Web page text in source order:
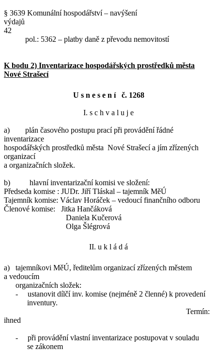
§ 3639 Komunální hospodářství – navýšení
výdajů
42
pol.: 5362 – platby daně z převodu nemovitostí
K bodu 2) Inventarizace hospodářských prostředků města
Nové Strašecí
U s n e s e n í č. 1268
I. s c h v a l u j e
a) plán časového postupu prací při provádění řádné
inventarizace
hospodářských prostředků města Nové Strašecí a jím zřízených
organizací
a organizačních složek.
b) hlavní inventarizační komisi ve složení:
Předseda komise : JUDr. Jiří Tláskal – tajemník MěÚ
Tajemník komise: Václav Horáček – vedoucí finančního odboru
Členové komise: Jitka Hančáková
Daniela Kučerová
Olga Šlégrová
II. u k l á d á
a) tajemníkovi MěÚ, ředitelům organizací zřízených městem
a vedoucím
organizačních složek:
-
ustanovit dílčí inv. komise (nejméně 2 členné) k provedení
inventury.
Termín:
ihned
-
při provádění vlastní inventarizace postupovat v souladu
se zákonem